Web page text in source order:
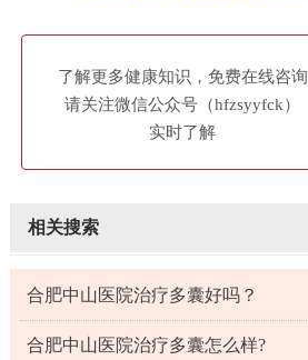
了解更多健康知识，免费在线咨询
请关注微信公众号（hfzsyyfck）
实时了解
相关搜索
合肥中山医院治疗多囊好吗？
合肥中山医院治疗多囊怎么样?